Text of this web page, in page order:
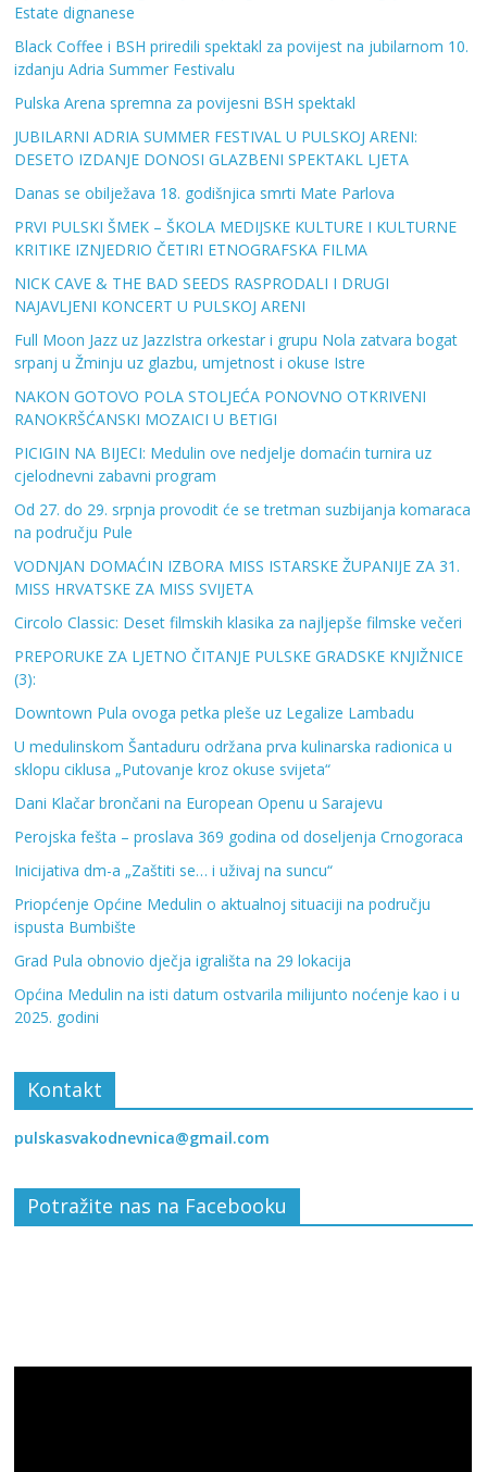
Estate dignanese
Black Coffee i BSH priredili spektakl za povijest na jubilarnom 10.
izdanju Adria Summer Festivalu
Pulska Arena spremna za povijesni BSH spektakl
JUBILARNI ADRIA SUMMER FESTIVAL U PULSKOJ ARENI:
DESETO IZDANJE DONOSI GLAZBENI SPEKTAKL LJETA
Danas se obilježava 18. godišnjica smrti Mate Parlova
PRVI PULSKI ŠMEK – ŠKOLA MEDIJSKE KULTURE I KULTURNE
KRITIKE IZNJEDRIO ČETIRI ETNOGRAFSKA FILMA
NICK CAVE & THE BAD SEEDS RASPRODALI I DRUGI
NAJAVLJENI KONCERT U PULSKOJ ARENI
Full Moon Jazz uz JazzIstra orkestar i grupu Nola zatvara bogat
srpanj u Žminju uz glazbu, umjetnost i okuse Istre
NAKON GOTOVO POLA STOLJEĆA PONOVNO OTKRIVENI
RANOKRŠĆANSKI MOZAICI U BETIGI
PICIGIN NA BIJECI: Medulin ove nedjelje domaćin turnira uz
cjelodnevni zabavni program
Od 27. do 29. srpnja provodit će se tretman suzbijanja komaraca
na području Pule
VODNJAN DOMAĆIN IZBORA MISS ISTARSKE ŽUPANIJE ZA 31.
MISS HRVATSKE ZA MISS SVIJETA
Circolo Classic: Deset filmskih klasika za najljepše filmske večeri
PREPORUKE ZA LJETNO ČITANJE PULSKE GRADSKE KNJIŽNICE
(3):
Downtown Pula ovoga petka pleše uz Legalize Lambadu
U medulinskom Šantaduru održana prva kulinarska radionica u
sklopu ciklusa „Putovanje kroz okuse svijeta“
Dani Klačar brončani na European Openu u Sarajevu
Perojska fešta – proslava 369 godina od doseljenja Crnogoraca
Inicijativa dm-a „Zaštiti se… i uživaj na suncu“
Priopćenje Općine Medulin o aktualnoj situaciji na području
ispusta Bumbište
Grad Pula obnovio dječja igrališta na 29 lokacija
Općina Medulin na isti datum ostvarila milijunto noćenje kao i u
2025. godini
Kontakt
pulskasvakodnevnica@gmail.com
Potražite nas na Facebooku